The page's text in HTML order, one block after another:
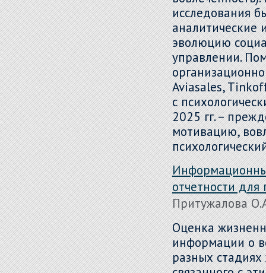
исследования
аналитические
эволюцию
управлении.
Aviasales,
с
2025 гг. –
мотивацию,
отчетности
Притужалова
Оценка
информации о
разных